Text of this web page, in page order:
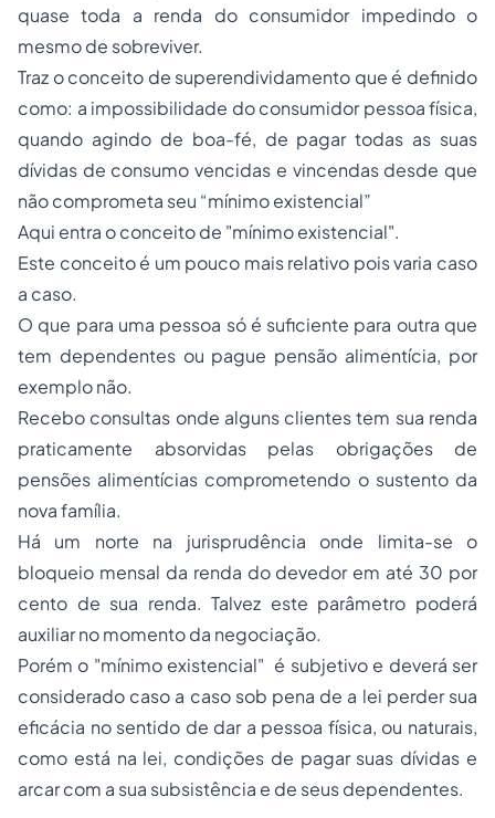
quase toda a renda do consumidor impedindo o
mesmo de sobreviver.
Traz o conceito de superendividamento que é definido
como: a impossibilidade do consumidor pessoa física,
quando agindo de boa-fé, de pagar todas as suas
dívidas de consumo vencidas e vincendas desde que
não comprometa seu “mínimo existencial”
Aqui entra o conceito de "mínimo existencial".
Este conceito é um pouco mais relativo pois varia caso
a caso.
O que para uma pessoa só é suficiente para outra que
tem dependentes ou pague pensão alimentícia, por
exemplo não.
Recebo consultas onde alguns clientes tem sua renda
praticamente absorvidas pelas obrigações de
pensões alimentícias comprometendo o sustento da
nova família.
Há um norte na jurisprudência onde limita-se o
bloqueio mensal da renda do devedor em até 30 por
cento de sua renda. Talvez este parâmetro poderá
auxiliar no momento da negociação.
Porém o "mínimo existencial" é subjetivo e deverá ser
considerado caso a caso sob pena de a lei perder sua
eficácia no sentido de dar a pessoa física, ou naturais,
como está na lei, condições de pagar suas dívidas e
arcar com a sua subsistência e de seus dependentes.